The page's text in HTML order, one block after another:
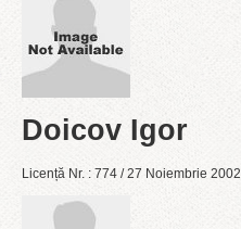
Doicov Igor
Licență Nr. : 774 / 27 Noiembrie 2002